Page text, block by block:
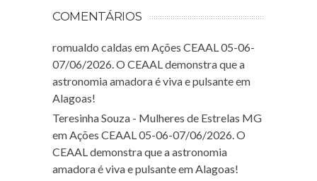
COMENTÁRIOS
romualdo caldas emAções CEAAL 05-06-
07/06/2026. O CEAAL demonstra que a
astronomia amadora é viva e pulsante em
Alagoas!
Teresinha Souza - Mulheres de Estrelas MG
emAções CEAAL 05-06-07/06/2026. O
CEAAL demonstra que a astronomia
amadora é viva e pulsante em Alagoas!